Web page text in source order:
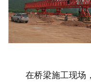
在桥梁施工现场，